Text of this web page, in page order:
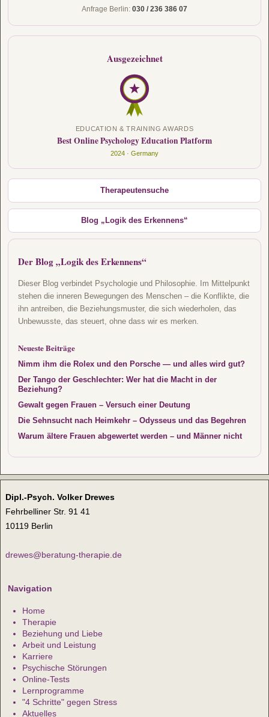
Anfrage Berlin: 030 / 236 386 07
Ausgezeichnet
EDUCATION & TRAINING AWARDS
Best Online Psychology Education Platform
2024 · Germany
Therapeutensuche
Blog „Logik des Erkennens“
Der Blog „Logik des Erkennens“
Dieser Blog verbindet Psychologie und Philosophie. Im Mittelpunkt
stehen die inneren Bewegungen des Menschen – die Konflikte, die
ihn antreiben, die Beziehungsmuster, die sich wiederholen, das
Unbewusste, das steuert, ohne dass wir es merken.
Neueste Beiträge
Nimm ihm die Rolex und den Porsche — und alles wird gut?
Der Tango der Geschlechter: Wer hat die Macht in der
Beziehung?
Gewalt gegen Frauen – Versuch einer Deutung
Die Sehnsucht nach Heimkehr – Odysseus und das Begehren
Warum ältere Frauen abgewertet werden – und Männer nicht
Dipl.-Psych. Volker Drewes
Fehrbelliner Str. 91 41
10119 Berlin
drewes@beratung-therapie.de
Navigation
Home
Therapie
Beziehung und Liebe
Arbeit und Leistung
Karriere
Psychische Störungen
Online-Tests
Lernprogramme
"4 Schritte" gegen Stress
Aktuelles